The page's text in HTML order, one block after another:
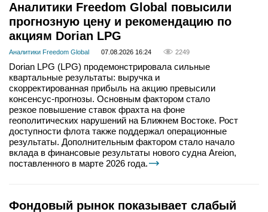
Аналитики Freedom Global повысили
прогнозную цену и рекомендацию по
акциям Dorian LPG
Аналитики Freedom Global 07.08.2026 16:24 2249
Dorian LPG (LPG) продемонстрировала сильные
квартальные результаты: выручка и
скорректированная прибыль на акцию превысили
консенсус-прогнозы. Основным фактором стало
резкое повышение ставок фрахта на фоне
геополитических нарушений на Ближнем Востоке. Рост
доступности флота также поддержал операционные
результаты. Дополнительным фактором стало начало
вклада в финансовые результаты нового судна Areion,
поставленного в марте 2026 года.
Фондовый рынок показывает слабый